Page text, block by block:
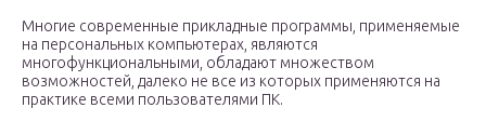
Многие современные прикладные программы, применяемые
на персональных компьютерах, являются
многофункциональными, обладают множеством
возможностей, далеко не все из которых применяются на
практике всеми пользователями ПК.